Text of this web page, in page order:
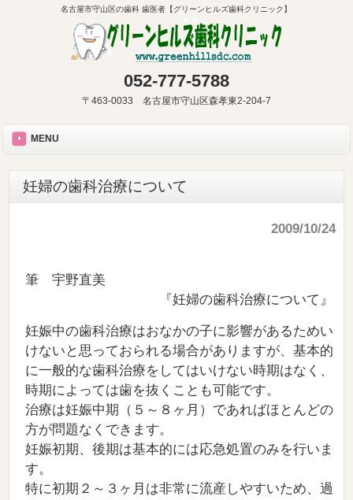
名古屋市守山区の歯科 歯医者【グリーンヒルズ歯科クリニック】
052-777-5788
〒463-0033 名古屋市守山区森孝東2-204-7
MENU
妊婦の歯科治療について
2009/10/24
筆 宇野直美
『妊婦の歯科治療について』
妊娠中の歯科治療はおなかの子に影響があるためい
けないと思っておられる場合がありますが、基本的
に一般的な歯科治療をしてはいけない時期はなく、
時期によっては歯を抜くことも可能です。
治療は妊娠中期（５～８ヶ月）であればほとんどの
方が問題なくできます。
妊娠初期、後期は基本的には応急処置のみを行いま
す。
特に初期２～３ヶ月は非常に流産しやすいため、過